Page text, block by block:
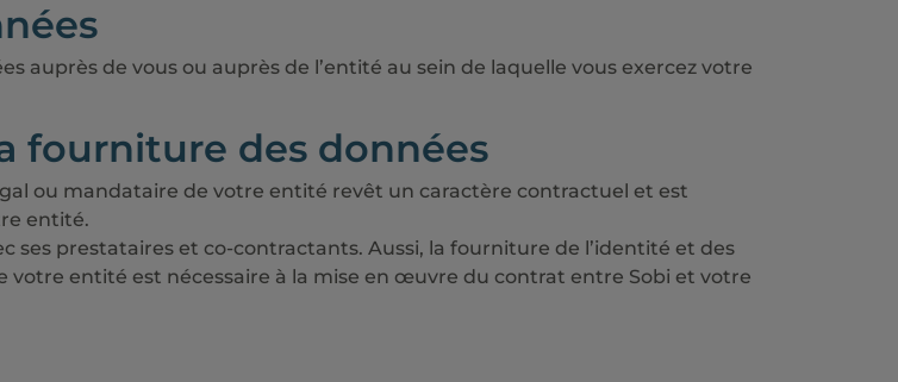
auprès de vous ou auprès de l’entité au sein de laquelle vous exercez votre
fourniture des données
ou mandataire de votre entité revêt un caractère contractuel et est
entité.
ses prestataires et co-contractants. Aussi, la fourniture de l’identité et des
votre entité est nécessaire à la mise en œuvre du contrat entre Sobi et votre